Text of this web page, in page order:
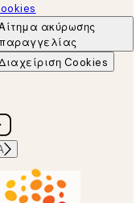
ακύρωσης
Cookies